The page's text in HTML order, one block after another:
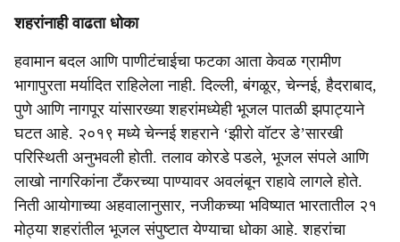
शहरांनाही वाढता धोका
हवामान बदल आणि पाणीटंचाईचा फटका आता केवळ ग्रामीण
भागापुरता मर्यादित राहिलेला नाही. दिल्ली, बंगळूर, चेन्नई, हैदराबाद,
पुणे आणि नागपूर यांसारख्या शहरांमध्येही भूजल पातळी झपाट्याने
घटत आहे. २०१९ मध्ये चेन्नई शहराने ‘झीरो वॉटर डे’सारखी
परिस्थिती अनुभवली होती. तलाव कोरडे पडले, भूजल संपले आणि
लाखो नागरिकांना टँकरच्या पाण्यावर अवलंबून राहावे लागले होते.
निती आयोगाच्या अहवालानुसार, नजीकच्या भविष्यात भारतातील २१
मोठ्या शहरांतील भूजल संपुष्टात येण्याचा धोका आहे. शहरांचा